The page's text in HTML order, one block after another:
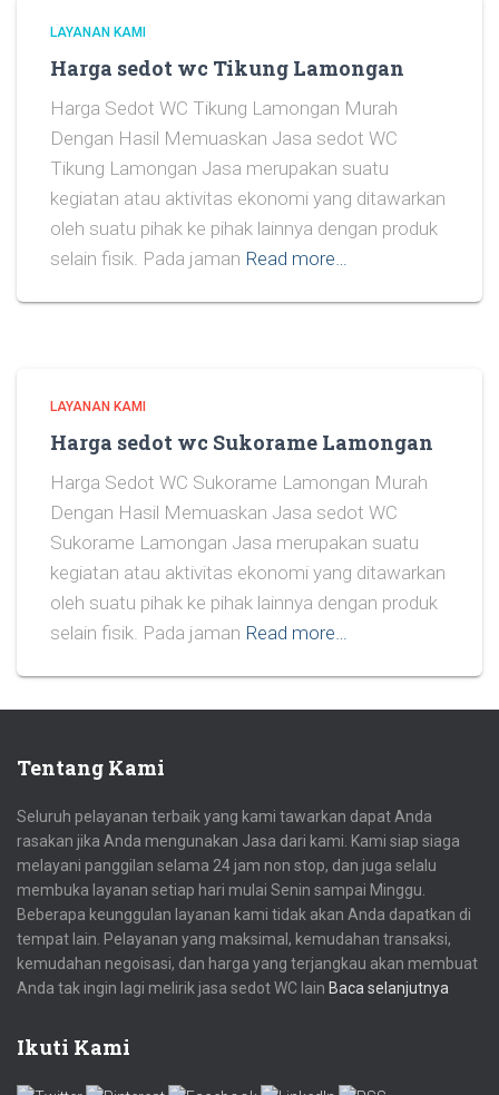
LAYANAN KAMI
Harga sedot wc Tikung Lamongan
Harga Sedot WC Tikung Lamongan Murah
Dengan Hasil Memuaskan Jasa sedot WC
Tikung Lamongan Jasa merupakan suatu
kegiatan atau aktivitas ekonomi yang ditawarkan
oleh suatu pihak ke pihak lainnya dengan produk
selain fisik. Pada jaman Read more…
LAYANAN KAMI
Harga sedot wc Sukorame Lamongan
Harga Sedot WC Sukorame Lamongan Murah
Dengan Hasil Memuaskan Jasa sedot WC
Sukorame Lamongan Jasa merupakan suatu
kegiatan atau aktivitas ekonomi yang ditawarkan
oleh suatu pihak ke pihak lainnya dengan produk
selain fisik. Pada jaman Read more…
Tentang Kami
Seluruh pelayanan terbaik yang kami tawarkan dapat Anda
rasakan jika Anda mengunakan Jasa dari kami. Kami siap siaga
melayani panggilan selama 24 jam non stop, dan juga selalu
membuka layanan setiap hari mulai Senin sampai Minggu.
Beberapa keunggulan layanan kami tidak akan Anda dapatkan di
tempat lain. Pelayanan yang maksimal, kemudahan transaksi,
kemudahan negoisasi, dan harga yang terjangkau akan membuat
Anda tak ingin lagi melirik jasa sedot WC lain Baca selanjutnya
Ikuti Kami